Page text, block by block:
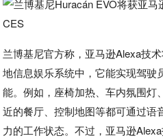
兰博基尼官方称，亚马逊Alexa技
地信息娱乐系统中，它能实现驾驶
能。例如，座椅加热、车内氛围灯
近的餐厅、控制地图等都可通过语
力的工作状态。不过，亚马逊